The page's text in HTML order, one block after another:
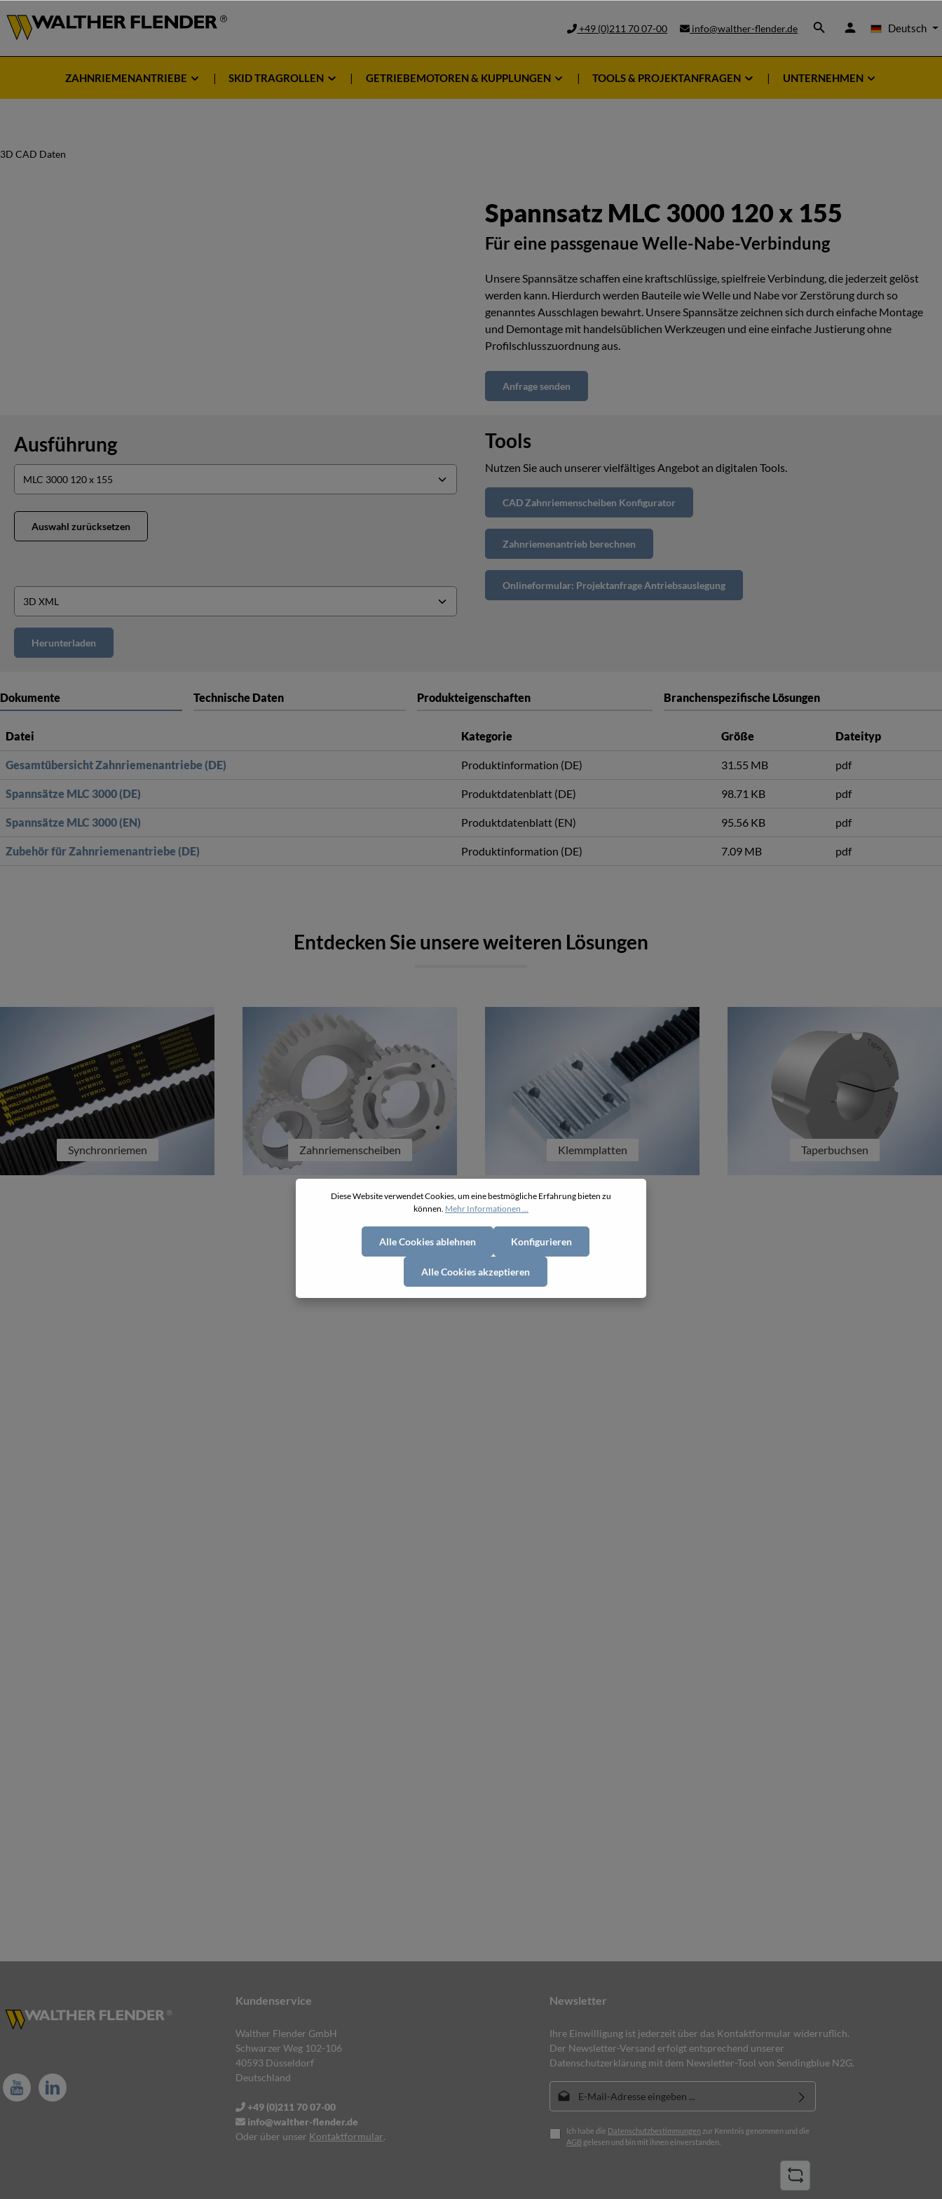
Deutsch
+49 (0)211 70 07-00 info@walther-flender.de
ZAHNRIEMENANTRIEBE SKID TRAGROLLEN GETRIEBEMOTOREN & KUPPLUNGEN TOOLS & PROJEKTANFRAGEN UNTERNEHMEN
3D CAD Daten
Spannsatz MLC 3000 120 x 155
Für eine passgenaue Welle-Nabe-Verbindung
Unsere Spannsätze schaffen eine kraftschlüssige, spielfreie Verbindung, die jederzeit gelöst
werden kann. Hierdurch werden Bauteile wie Welle und Nabe vor Zerstörung durch so
genanntes Ausschlagen bewahrt. Unsere Spannsätze zeichnen sich durch einfache Montage
und Demontage mit handelsüblichen Werkzeugen und eine einfache Justierung ohne
Profilschlusszuordnung aus.
Anfrage senden
Ausführung
Auswahl zurücksetzen
Tools
Nutzen Sie auch unserer vielfältiges Angebot an digitalen Tools.
CAD Zahnriemenscheiben Konfigurator
Zahnriemenantrieb berechnen
Onlineformular: Projektanfrage Antriebsauslegung
Dokumente Technische Daten Produkteigenschaften Branchenspezifische Lösungen
Datei Kategorie Größe Dateityp
Gesamtübersicht Zahnriemenantriebe (DE) Produktinformation (DE) 31.55 MB pdf
Spannsätze MLC 3000 (DE) Produktdatenblatt (DE) 98.71 KB pdf
Spannsätze MLC 3000 (EN) Produktdatenblatt (EN) 95.56 KB pdf
Zubehör für Zahnriemenantriebe (DE) Produktinformation (DE) 7.09 MB pdf
Entdecken Sie unsere weiteren Lösungen
Synchronriemen Zahnriemenscheiben Klemmplatten Taperbuchsen
Newsletter
Ihre Einwilligung ist jederzeit über das Kontaktformular widerruflich.
Der Newsletter-Versand erfolgt entsprechend unserer
Datenschutzerklärung mit dem Newsletter-Tool von Sendingblue N2G.
E-Mail-Adresse*
Ich habe die Datenschutzbestimmungen zur Kenntnis genommen und die
AGB gelesen und bin mit ihnen einverstanden.
Kundenservice
Walther Flender GmbH
Schwarzer Weg 102-106
40593 Düsseldorf
Deutschland
+49 (0)211 70 07-00
info@walther-flender.de
Oder über unser Kontaktformular.
Diese Website verwendet Cookies, um eine bestmögliche Erfahrung bieten zu
können. Mehr Informationen ...
Alle Cookies ablehnen Konfigurieren
Alle Cookies akzeptieren